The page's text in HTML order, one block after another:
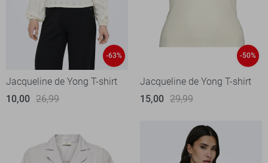
-63%
Jacqueline de Yong T-shirt
10,00 26,99
-50%
Jacqueline de Yong T-shirt
15,00 29,99